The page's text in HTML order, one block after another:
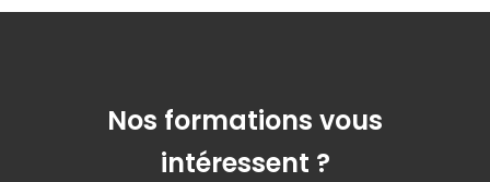
Nos formations vous
intéressent ?